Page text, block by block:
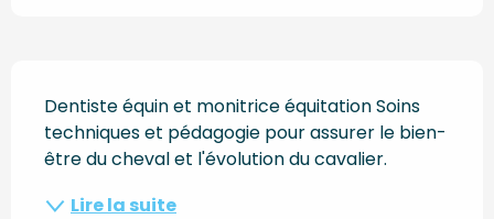
Dentiste équin et monitrice équitation Soins
techniques et pédagogie pour assurer le bien-
être du cheval et l'évolution du cavalier.
Lire la suite